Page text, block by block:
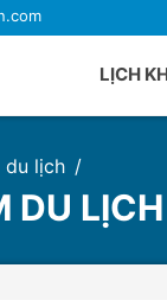
LỊCH
Du
du lịch
DU LỊCH